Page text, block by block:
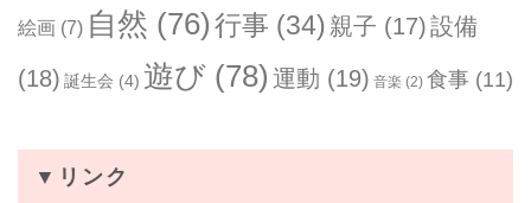
絵画 (7) 自然 (76) 行事 (34) 親子 (17)設備
(18) 誕生会 (4) 遊び (78) 運動 (19) 音楽 (2) 食事 (11)
▼リンク